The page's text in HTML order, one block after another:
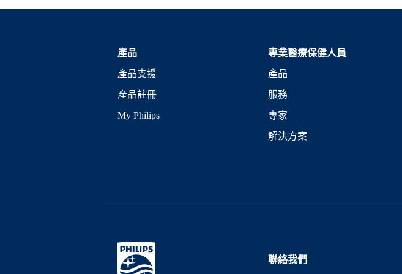
產品
產品支援
產品註冊
My Philips
專業醫療保健人員
產品
服務
專家
解決方案
聯絡我們